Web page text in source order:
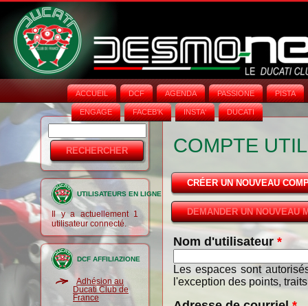
ACCUEIL DCF AGENDA PASSIONE PISTA
ENGAGE FACEB'K INSTA‘ DUCATI
Formulaire
de
recherche
UTILISATEURS EN LIGNE
Il y a actuellement 1
utilisateur connecté.
DCF AFFILIAZIONE
Adhésion au
Ducati Club de
France
COMPTE
CRÉER UN NOUVEAU
DEMANDER UN NOUVEAU
Nom d'utilisateur *
Les espaces sont
l'exception des points,